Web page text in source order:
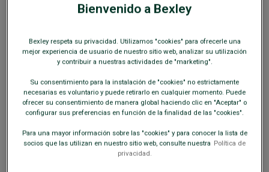
+29 colores
POLO AMARILLO PÁLIDO PARA
HOMBRE - ANDY II - 100 % algodón
orgánico - Corte ajustado - Solapa del
POLO DE HOMBRE VERDE PÁLIDO -
ANDY II- 100 % algodón orgánico - Corte
ajustado - Solapa del cuello en contraste
Bienvenido a Bexley
Bexley respeta su privacidad. Utilizamos "cookies" para ofrecerle una
mejor experiencia de usuario de nuestro sitio web, analizar su utilización
y contribuir a nuestras actividades de "marketing".
Su consentimiento para la instalación de "cookies" no estrictamente
necesarias es voluntario y puede retirarlo en cualquier momento. Puede
ofrecer su consentimiento de manera global haciendo clic en "Aceptar" o
configurar sus preferencias en función de la finalidad de las "cookies".
Para una mayor información sobre las "cookies" y para conocer la lista de
socios que las utilizan en nuestro sitio web, consulte nuestra Política de
privacidad.